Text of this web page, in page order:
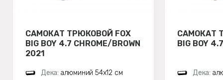
САМОКАТ ТРЮКОВОЙ FOX
BIG BOY 4.7 CHROME/BROWN
2021
Дека: алюминий 54х12 см
САМОКАТ
BIG BOY
Дека: